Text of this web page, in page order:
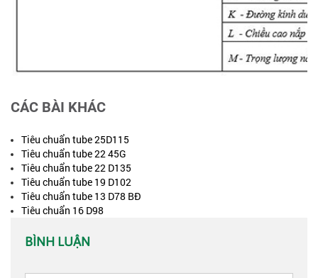
CÁC BÀI KHÁC
Tiêu chuẩn tube 25D115
Tiêu chuẩn tube 22 45G
Tiêu chuẩn tube 22 D135
Tiêu chuẩn tube 19 D102
Tiêu chuẩn tube 13 D78 BĐ
Tiêu chuẩn 16 D98
BÌNH LUẬN